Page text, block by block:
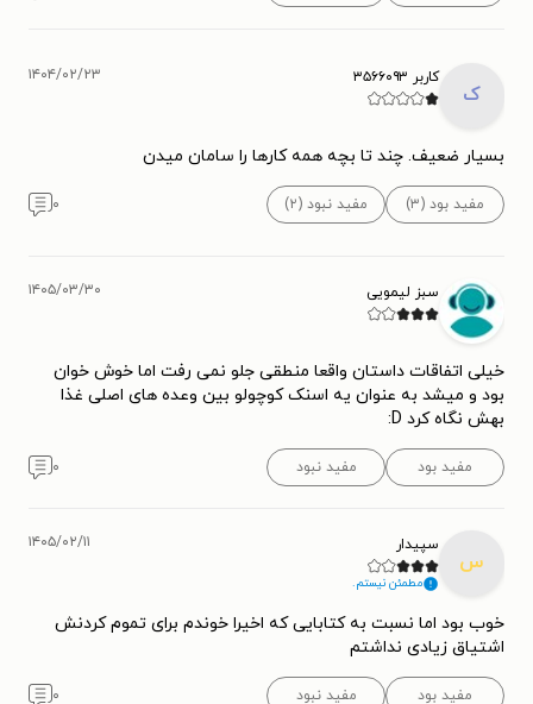
ک
کاربر ۳۵۶۶۰۹۳ ۱۴۰۴/۰۲/۲۳
بسیار ضعیف. چند تا بچه همه کارها را سامان میدن
مفید بود (۳) مفید نبود (۲) ۰
سبز لیمویی ۱۴۰۵/۰۳/۳۰
خیلی اتفاقات داستان واقعا منطقی جلو نمی رفت اما خوش خوان
بود و میشد به عنوان یه اسنک کوچولو بین وعده های اصلی غذا
بهش نگاه کرد D:
مفید بود مفید نبود ۰
س
سپیدار
مطمئن نیستم.
۱۴۰۵/۰۲/۱۱
خوب بود اما نسبت به کتابایی که اخیرا خوندم برای تموم کردنش
اشتیاق زیادی نداشتم
مفید بود مفید نبود ۰